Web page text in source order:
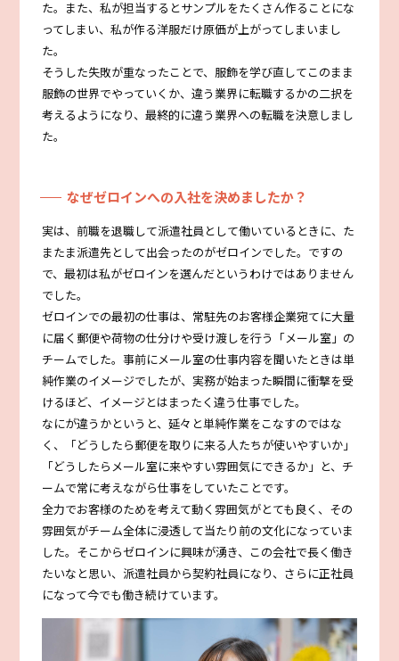
た。また、私が担当するとサンプルをたくさん作ることにな
ってしまい、私が作る洋服だけ原価が上がってしまいまし
た。
そうした失敗が重なったことで、服飾を学び直してこのまま
服飾の世界でやっていくか、違う業界に転職するかの二択を
考えるようになり、最終的に違う業界への転職を決意しまし
た。
なぜゼロインへの入社を決めましたか？
実は、前職を退職して派遣社員として働いているときに、た
またま派遣先として出会ったのがゼロインでした。ですの
で、最初は私がゼロインを選んだというわけではありません
でした。
ゼロインでの最初の仕事は、常駐先のお客様企業宛てに大量
に届く郵便や荷物の仕分けや受け渡しを行う「メール室」の
チームでした。事前にメール室の仕事内容を聞いたときは単
純作業のイメージでしたが、実務が始まった瞬間に衝撃を受
けるほど、イメージとはまったく違う仕事でした。
なにが違うかというと、延々と単純作業をこなすのではな
く、「どうしたら郵便を取りに来る人たちが使いやすいか」
「どうしたらメール室に来やすい雰囲気にできるか」と、チ
ームで常に考えながら仕事をしていたことです。
全力でお客様のためを考えて動く雰囲気がとても良く、その
雰囲気がチーム全体に浸透して当たり前の文化になっていま
した。そこからゼロインに興味が湧き、この会社で長く働き
たいなと思い、派遣社員から契約社員になり、さらに正社員
になって今でも働き続けています。